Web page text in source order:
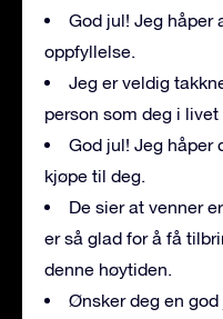
God jul! Jeg håper
oppfyllelse.
Jeg er veldig
person som deg i livet
God jul! Jeg håper
kjøpe til deg.
De sier at venner
er så glad for å få
denne høytiden.
Ønsker deg en